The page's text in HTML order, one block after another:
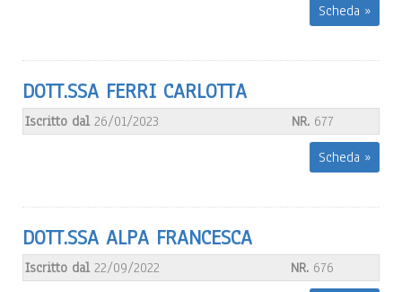
Scheda »
DOTT.SSA FERRI CARLOTTA
Iscritto dal 26/01/2023 NR. 677
Scheda »
DOTT.SSA ALPA FRANCESCA
Iscritto dal 22/09/2022 NR. 676